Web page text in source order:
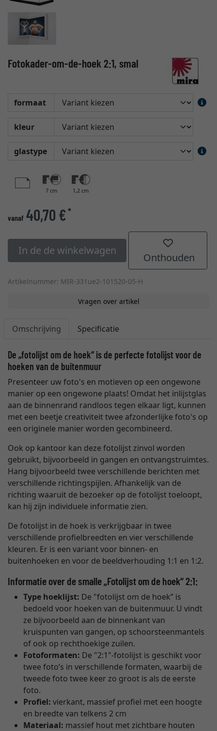
Fotokader-om-de-hoek 2:1, smal
formaat
kleur
glastype
7 cm 1,2 cm
vanaf 40,70 €*
In de de winkelwagen
Onthouden
Artikelnummer: MIR-331ue2-101520-05-H
Vragen over artikel
Omschrijving Specificatie
De „fotolijst om de hoek“ is de perfecte fotolijst voor de
hoeken van de buitenmuur
Presenteer uw foto's en motieven op een ongewone
manier op een ongewone plaats! Omdat het inlijstglas
aan de binnenrand randloos tegen elkaar ligt, kunnen
met een beetje creativiteit twee afzonderlijke foto's op
een originele manier worden gecombineerd.
Ook op kantoor kan deze fotolijst zinvol worden
gebruikt, bijvoorbeeld in gangen en ontvangstruimtes.
Hang bijvoorbeeld twee verschillende berichten met
verschillende richtingspijlen. Afhankelijk van de
richting waaruit de bezoeker op de fotolijst toeloopt,
kan hij zijn individuele informatie zien.
De fotolijst in de hoek is verkrijgbaar in twee
verschillende profielbreedten en vier verschillende
kleuren. Er is een variant voor binnen- en
buitenhoeken en voor de beeldverhouding 1:1 en 1:2.
Informatie over de smalle „Fotolijst om de hoek“ 2:1:
Type hoeklijst: De "fotolijst om de hoek” is
bedoeld voor hoeken van de buitenmuur. U vindt
ze bijvoorbeeld aan de binnenkant van
kruispunten van gangen, op schoorsteenmantels
of ook op rechthoekige zuilen.
Fotoformaten: De "2:1"-fotolijst is geschikt voor
twee foto’s in verschillende formaten, waarbij de
tweede foto twee keer zo groot is als de eerste
foto.
Profiel: vierkant, massief profiel met een hoogte
en breedte van telkens 2 cm
Materiaal: massief hout met zichtbare houten